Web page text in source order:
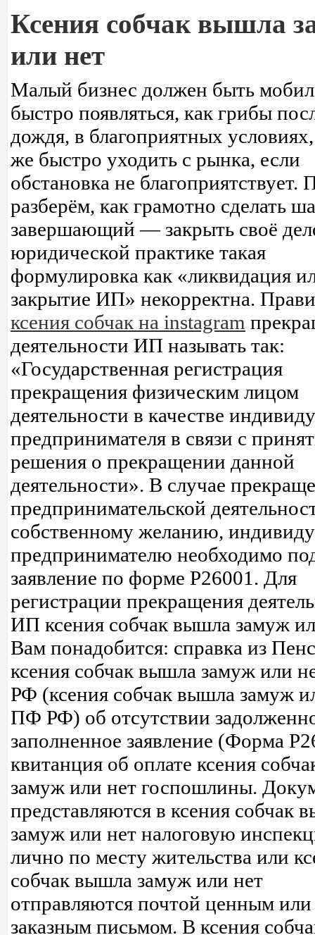
Ксения собчак вышла
или нет
Малый бизнес должен быть
быстро появляться, как грибы
дождя, в благоприятных
же быстро уходить с рынка, если
обстановка не благоприятствует.
разберём, как грамотно сделать
завершающий — закрыть своё
юридической практике такая
формулировка как «ликвидация
закрытие ИП» некорректна.
ксения собчак на instagram
деятельности ИП называть так:
«Государственная регистрация
прекращения физическим лицом
деятельности в качестве
предпринимателя в связи с
решения о прекращении данной
деятельности». В случае
предпринимательской
собственному желанию,
предпринимателю необходимо
заявление по форме Р26001. Для
регистрации прекращения
ИП ксения собчак вышла замуж
Вам понадобится: справка из
ксения собчак вышла замуж или
РФ (ксения собчак вышла замуж
ПФ РФ) об отсутствии
заполненное заявление (Форма
квитанция об оплате ксения
замуж или нет госпошлины.
представляются в ксения собчак
замуж или нет налоговую
лично по месту жительства или
собчак вышла замуж или нет
отправляются почтой ценным или
заказным письмом. В ксения